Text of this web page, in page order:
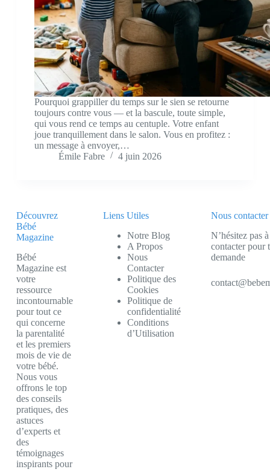
Pourquoi grappiller du temps sur le sien se retourne
toujours contre vous — et la bascule, toute simple,
qui vous rend ce temps au centuple. Votre enfant
joue tranquillement dans le salon. Vous en profitez :
un message à envoyer,…
Émile Fabre
4 juin 2026
Découvrez
Bébé
Magazine
Bébé
Magazine est
votre
ressource
incontournable
pour tout ce
qui concerne
la parentalité
et les premiers
mois de vie de
votre bébé.
Nous vous
offrons le top
des conseils
pratiques, des
astuces
d’experts et
des
témoignages
inspirants pour
Liens Utiles
Notre Blog
A Propos
Nous
Contacter
Politique des
Cookies
Politique de
confidentialité
Conditions
d’Utilisation
Nous contacter
N’hésitez pas
contacter pour
demande